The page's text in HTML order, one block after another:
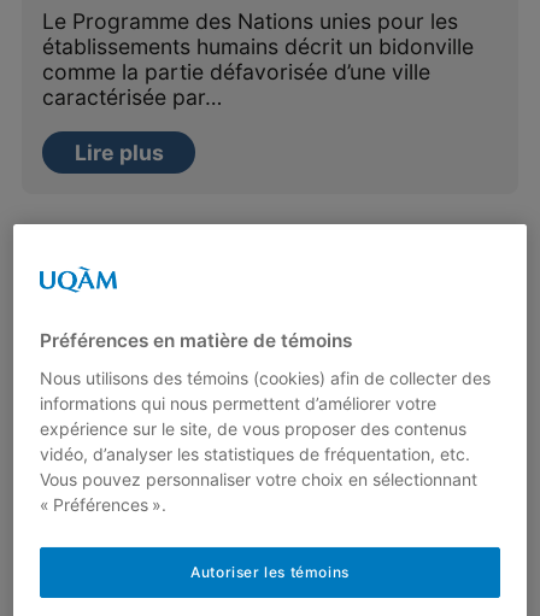
Le Programme des Nations unies pour les
établissements humains décrit un bidonville
comme la partie défavorisée d’une ville
caractérisée par…
Lire plus
Les modèles compartimentaux
ParChristiane Rousseau
Préférences en matière de témoins
Nous utilisons des témoins (cookies) afin de collecter des
informations qui nous permettent d’améliorer votre
expérience sur le site, de vous proposer des contenus
vidéo, d’analyser les statistiques de fréquentation, etc.
Vous pouvez personnaliser votre choix en sélectionnant
« Préférences ».
Autoriser les témoins